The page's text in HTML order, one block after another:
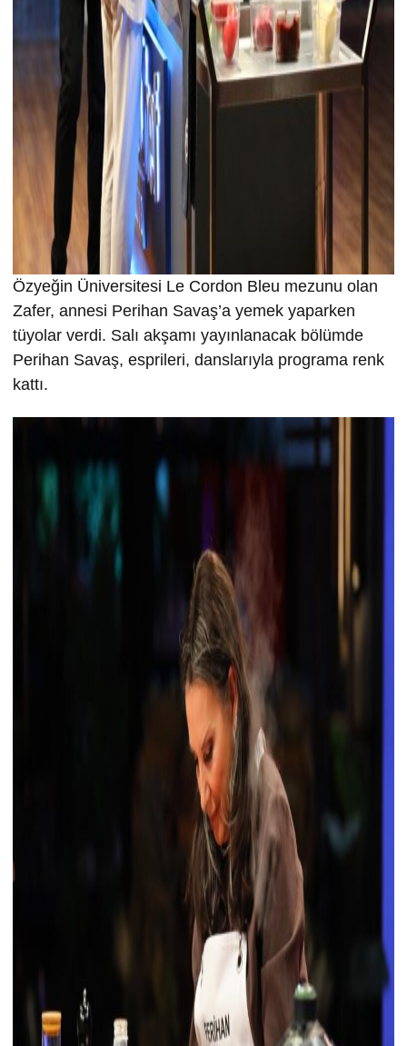
Özyeğin Üniversitesi Le Cordon Bleu mezunu olan
Zafer, annesi Perihan Savaş’a yemek yaparken
tüyolar verdi. Salı akşamı yayınlanacak bölümde
Perihan Savaş, esprileri, danslarıyla programa renk
kattı.